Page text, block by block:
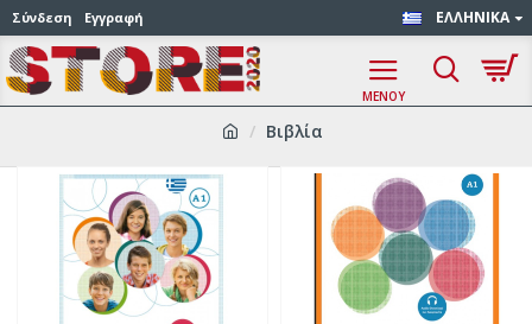
Σύνδεση Εγγραφή ΕΛΛΗΝΙΚΆ
Βιβλία